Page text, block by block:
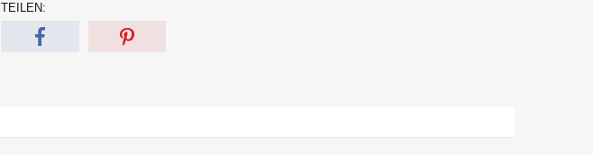
TEILEN: